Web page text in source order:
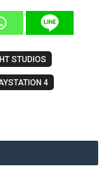
STUDIOS
4